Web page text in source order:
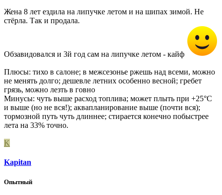
Жена 8 лет ездила на липучке летом и на шипах зимой. Не
стёрла. Так и продала.
Обзавидовался и 3й год сам на липучке летом - кайф
Плюсы: тихо в салоне; в межсезонье ржешь над всеми, можно
не менять долго; дешевле летних особенно весной; гребет
грязь, можно лезть в говно
Минусы: чуть выше расход топлива; может плыть при +25°С
и выше (но не вся!); аквапланирование выше (почти вся);
тормозной путь чуть длиннее; стирается конечно побыстрее
лета на 33% точно.
K
Kapitan
Опытный